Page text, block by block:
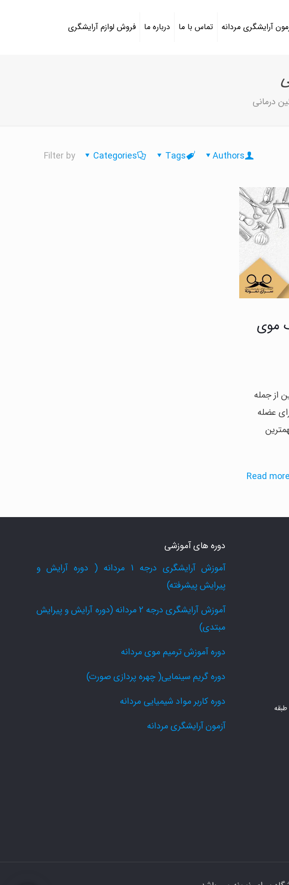
آرایشگری مردانه تماس با ما درباره ما فروش لوازم آرایشگری
درمانی
Filter by Categories Tags Authors
موی
از جمله
عضله
Read more
با
مردانه
دوره های آموزشی
آموزش آرایشگری درجه 1 مردانه ( دوره آرایش و
پیرایش پیشرفته)
آموزش آرایشگری درجه 2 مردانه (دوره آرایش و پیرایش
مبتدی)
دوره آموزش ترمیم موی مردانه
دوره گریم سینمایی( چهره پردازی صورت)
دوره کاربر مواد شیمیایی مردانه
آزمون آرایشگری مردانه